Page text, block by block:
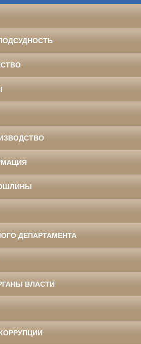
ДЕПАРТАМЕНТА
ВЛАСТИ